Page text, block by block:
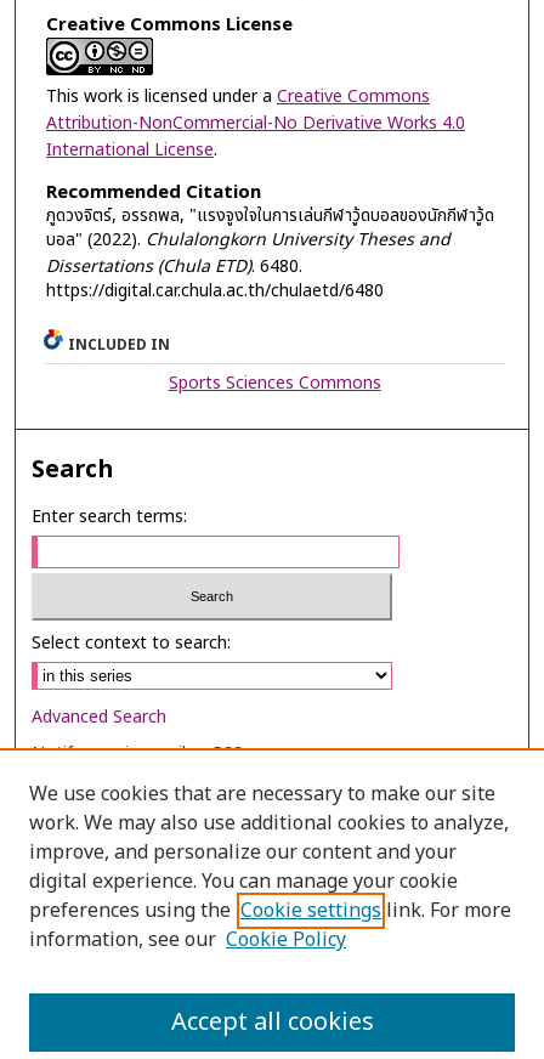
Creative Commons License
This work is licensed under a Creative Commons
Attribution-NonCommercial-No Derivative Works 4.0
International License.
Recommended Citation
ภูดวงจิตร์, อรรถพล, "แรงจูงใจในการเล่นกีฬาวู้ดบอลของนักกีฬาวู้ด
บอล" (2022). Chulalongkorn University Theses and
Dissertations (Chula ETD). 6480.
https://digital.car.chula.ac.th/chulaetd/6480
INCLUDED IN
Sports Sciences Commons
Search
Enter search terms:
Select context to search:
Advanced Search
Notify me via email orRSS
Browse
Collections
Disciplines
Authors
We use cookies that are necessary to make our site
work. We may also use additional cookies to analyze,
improve, and personalize our content and your
digital experience. You can manage your cookie
preferences using the Cookie settings link. For more
information, see our Cookie Policy
Accept all cookies